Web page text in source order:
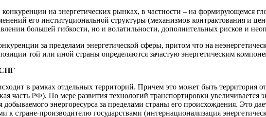
на энергетических рынках, в частности – на формирующемся
его институциональной структуры (механизмов контрактования и
большей гибкости, но и волатильности, дополнительных рисков и
за пределами энергетической сферы, притом что на
той или иной страны определяются зачастую энергетическим
СПГ
в рамках отдельных территорий. Причем это может быть территория
РФ). По мере развития технологий транспортировки увеличивается
энергоресурса за пределами страны его происхождения. Это
стране-производителю государствами (интернационализация